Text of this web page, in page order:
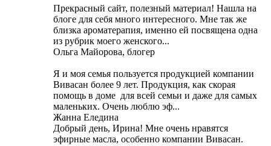
Прекрасный сайт, полезный материал! Нашла на
блоге для себя много интересного. Мне так же
близка ароматерапия, именно ей посвящена одна
из рубрик моего женского...
Ольга Майорова, блогер
Я и моя семья пользуется продукцией компании
Вивасан более 9 лет. Продукция, как скорая
помощь в доме для всей семьи и даже для самых
маленьких. Очень люблю эф...
Жанна Еледина
Добрый день, Ирина! Мне очень нравятся
эфирные масла, особенно компании Вивасан.